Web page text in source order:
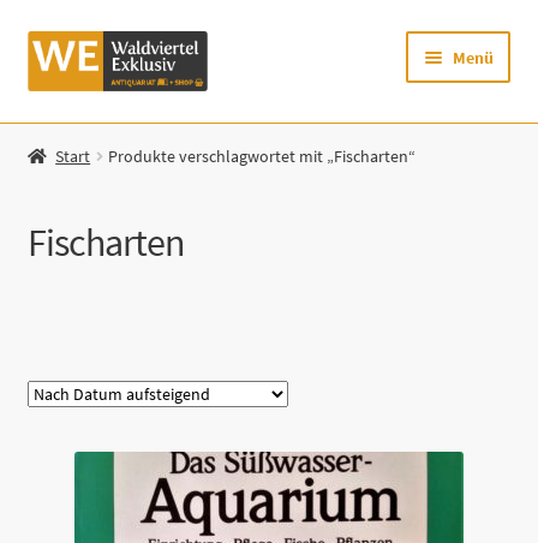
Zur
Navigation
Zum
Inhalt
Menü
Startseite
Mein Konto
Zur Waldviertel Exklusiv-Website
Start Produkte verschlagwortet mit „Fischarten“
Fischarten